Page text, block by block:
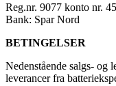
Reg.nr. 9077 konto nr.
Bank: Spar Nord
BETINGELSER
Nedenstående salgs- og
leverancer fra